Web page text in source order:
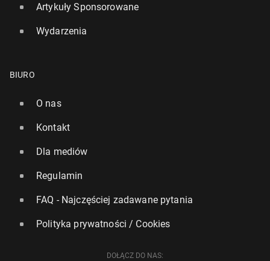
Artykuły Sponsorowane
Wydarzenia
BIURO
O nas
Kontakt
Dla mediów
Regulamin
FAQ - Najczęściej zadawane pytania
Polityka prywatności / Cookies
DOŁĄCZ DO NAS: